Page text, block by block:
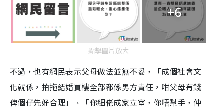
+6
點擊圖片放大
不過，也有網民表示父母做法並無不妥，「成個社會文
化就係，拍拖結婚買樓全部都係男方責任，咁父母有錢
俾個仔先好合理」、「你細佬成家立室，你唔幫手，仲